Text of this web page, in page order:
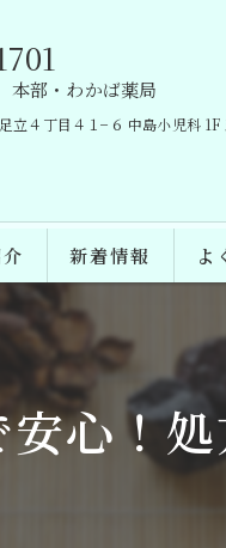
本部・わかば薬局
立４丁目４１−６ 中島小児科 1F
新着情報 よ
心！